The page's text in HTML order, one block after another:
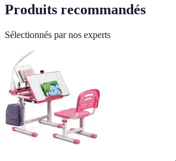
Produits recommandés
Sélectionnés par nos experts